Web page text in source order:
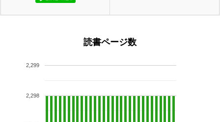
読書ページ数
2,298
2,299